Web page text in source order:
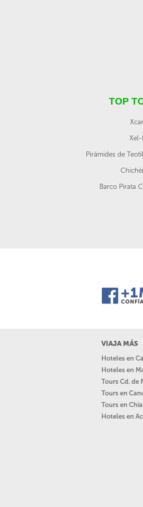
TOP
Xel-
Pirámides de
Barco Pirata
VIAJA MÁS
Hoteles en
Hoteles en
Tours Cd. de
Tours en
Tours en
Hoteles en